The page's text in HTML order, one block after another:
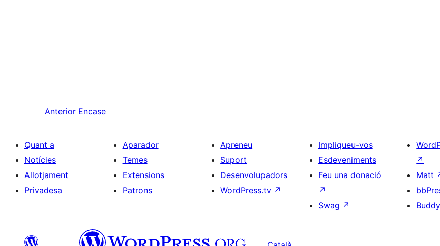
Anterior Encase
Quant a
Notícies
Allotjament
Privadesa
Aparador
Temes
Extensions
Patrons
Apreneu
Suport
Desenvolupadors
WordPress.tv ↗
Impliqueu-vos
Esdeveniments
Feu una donació
↗
Swag ↗
↗
Matt